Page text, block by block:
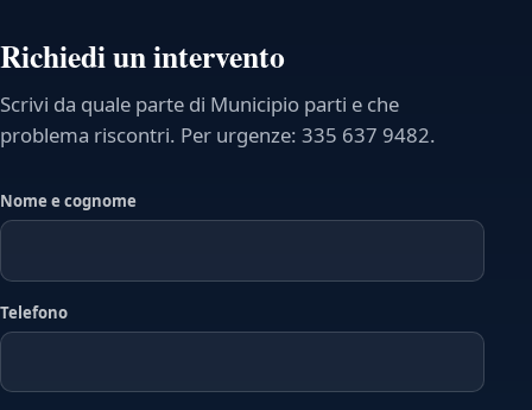
Richiedi un intervento
Scrivi da quale parte di Municipio parti e che
problema riscontri. Per urgenze: 335 637 9482.
Nome e cognome
Telefono